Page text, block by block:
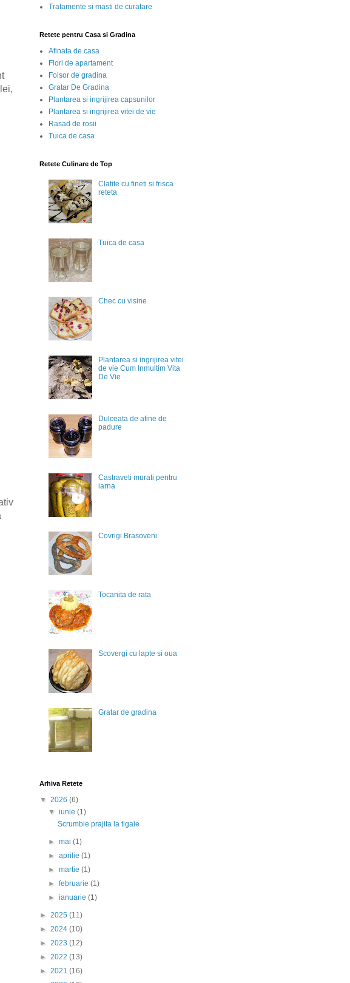
Tratamente si masti de curatare
Retete pentru Casa si Gradina
Afinata de casa
Flori de apartament
Foisor de gradina
Gratar De Gradina
Plantarea si ingrijirea capsunilor
Plantarea si ingrijirea vitei de vie
Rasad de rosii
Tuica de casa
Retete Culinare de Top
Clatite cu fineti si frisca
reteta
Tuica de casa
Chec cu visine
Plantarea si ingrijirea vitei
de vie Cum Inmultim Vita
De Vie
Dulceata de afine de
padure
Castraveti murati pentru
iarna
Covrigi Brasoveni
Tocanita de rata
Scovergi cu lapte si oua
Gratar de gradina
Arhiva Retete
▼ 2026 (6)
▼iunie(1)
Scrumbie prajita la tigaie
►mai(1)
►aprilie(1)
►martie(1)
►februarie(1)
►ianuarie(1)
► 2025 (11)
► 2024 (10)
► 2023 (12)
► 2022 (13)
► 2021 (16)